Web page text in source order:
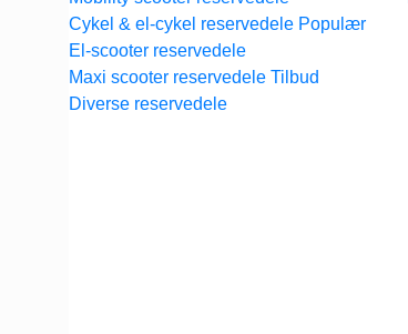
Cykel & el-cykel reservedele
El-scooter reservedele
Maxi scooter reservedele
Diverse reservedele